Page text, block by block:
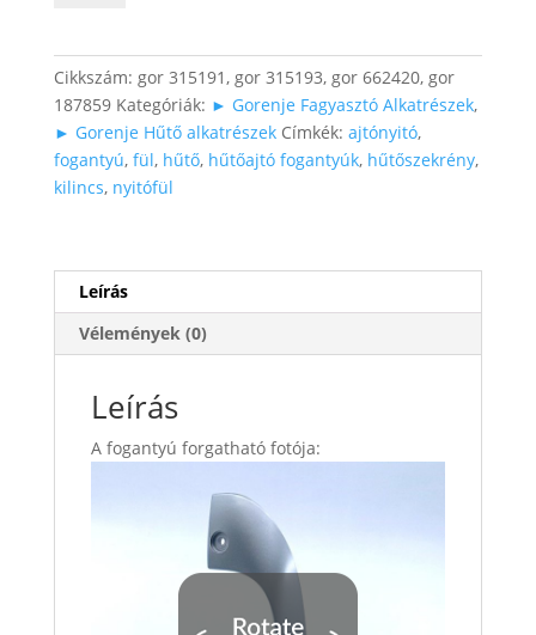
mennyiség
Cikkszám: gor 315191, gor 315193, gor 662420, gor
187859 Kategóriák: ► Gorenje Fagyasztó Alkatrészek,
► Gorenje Hűtő alkatrészek Címkék: ajtónyitó,
fogantyú, fül, hűtő, hűtőajtó fogantyúk, hűtőszekrény,
kilincs, nyitófül
Leírás
Vélemények (0)
Leírás
A fogantyú forgatható fotója: